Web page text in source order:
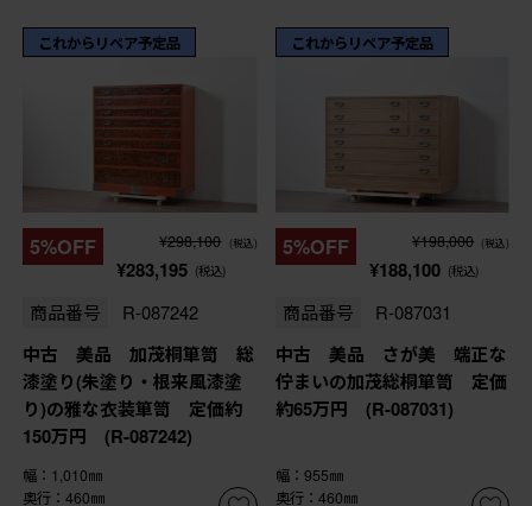
これからリペア予定品
5%OFF ¥298,100 (税込)
¥283,195 (税込)
商品番号 R-087242
中古 美品 加茂桐箪笥 総
漆塗り(朱塗り・根来風漆塗
り)の雅な衣装箪笥 定価約
150万円 (R-087242)
幅：1,010㎜
奥行：460㎜
これからリペア予定品
5%OFF ¥198,000 (税込)
¥188,100 (税込)
商品番号 R-087031
中古 美品 さが美 端正な
佇まいの加茂総桐箪笥 定価
約65万円 (R-087031)
幅：955㎜
奥行：460㎜